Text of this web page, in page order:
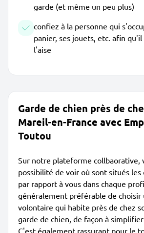
garde (et même un peu plus)
confiez à la personne qui
panier, ses jouets, etc. afin
l'aise
Garde de chien près de
Mareil-en-France avec
Toutou
Sur notre plateforme collbaorative,
possibilité de voir où sont situés
par rapport à vous dans chaque
généralement préférable de choisir
volontaire qui habite près de chez
garde de chien, de façon à simplifier
C'est également rassurant pour le